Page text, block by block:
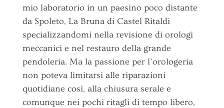
mio laboratorio in un paesino poco distante
da Spoleto, La Bruna di Castel Ritaldi
specializzandomi nella revisione di orologi
meccanici e nel restauro della grande
pendoleria. Ma la passione per l’orologeria
non poteva limitarsi alle riparazioni
quotidiane così, alla chiusura serale e
comunque nei pochi ritagli di tempo libero,